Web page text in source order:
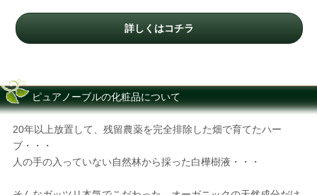
詳しくはコチラ
ピュアノーブルの化粧品について
20年以上放置して、残留農薬を完全排除した畑で育てたハー
ブ・・・
人の手の入っていない自然林から採った白樺樹液・・・